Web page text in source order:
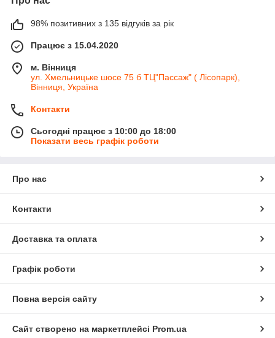
98% позитивних з 135 відгуків за рік
Працює з 15.04.2020
м. Вінниця
ул. Хмельницьке шосе 75 б ТЦ"Пассаж" ( Лісопарк),
Вінниця, Україна
Контакти
Сьогодні працює з 10:00 до 18:00
Показати весь графік роботи
Про нас
Контакти
Доставка та оплата
Графік роботи
Повна версія сайту
Сайт створено на маркетплейсі Prom.ua